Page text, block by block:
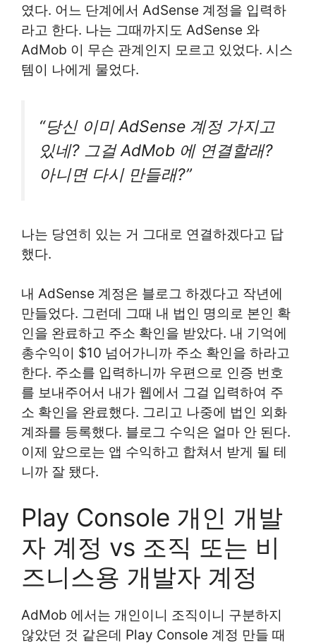
였다. 어느 단계에서 AdSense 계정을 입력하
라고 한다. 나는 그때까지도 AdSense 와
AdMob 이 무슨 관계인지 모르고 있었다. 시스
템이 나에게 물었다.
“당신 이미 AdSense 계정 가지고
있네? 그걸 AdMob 에 연결할래?
아니면 다시 만들래?”
나는 당연히 있는 거 그대로 연결하겠다고 답
했다.
내 AdSense 계정은 블로그 하겠다고 작년에
만들었다. 그런데 그때 내 법인 명의로 본인 확
인을 완료하고 주소 확인을 받았다. 내 기억에
총수익이 $10 넘어가니까 주소 확인을 하라고
한다. 주소를 입력하니까 우편으로 인증 번호
를 보내주어서 내가 웹에서 그걸 입력하여 주
소 확인을 완료했다. 그리고 나중에 법인 외화
계좌를 등록했다. 블로그 수익은 얼마 안 된다.
이제 앞으로는 앱 수익하고 합쳐서 받게 될 테
니까 잘 됐다.
Play Console 개인 개발
자 계정 vs 조직 또는 비
즈니스용 개발자 계정
AdMob 에서는 개인이니 조직이니 구분하지
않았던 것 같은데 Play Console 계정 만들 때